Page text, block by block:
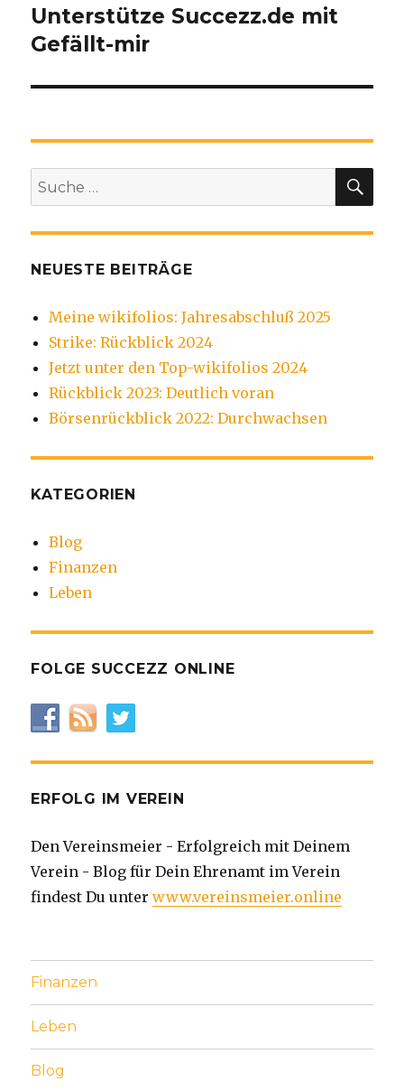
Unterstütze Succezz.de mit
Gefällt-mir
Suche
nach:
NEUESTE BEITRÄGE
Meine wikifolios: Jahresabschluß 2025
Strike: Rückblick 2024
Jetzt unter den Top-wikifolios 2024
Rückblick 2023: Deutlich voran
Börsenrückblick 2022: Durchwachsen
KATEGORIEN
Blog
Finanzen
Leben
FOLGE SUCCEZZ ONLINE
ERFOLG IM VEREIN
Den Vereinsmeier - Erfolgreich mit Deinem
Verein - Blog für Dein Ehrenamt im Verein
findest Du unterwww.vereinsmeier.online
Finanzen
Leben
Blog